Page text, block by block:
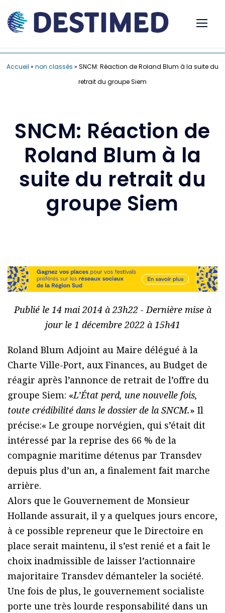
Accueil » non classés » SNCM: Réaction de Roland Blum à la suite du
retrait du groupe Siem
SNCM: Réaction de
Roland Blum à la
suite du retrait du
groupe Siem
Publié le 14 mai 2014 à 23h22 - Dernière mise à
jour le 1 décembre 2022 à 15h41
Roland Blum Adjoint au Maire délégué à la
Charte Ville-Port, aux Finances, au Budget de
réagir après l’annonce de retrait de l’offre du
groupe Siem: «L’État perd, une nouvelle fois,
toute crédibilité dans le dossier de la SNCM.» Il
précise:« Le groupe norvégien, qui s’était dit
intéressé par la reprise des 66 % de la
compagnie maritime détenus par Transdev
depuis plus d’un an, a finalement fait marche
arrière.
Alors que le Gouvernement de Monsieur
Hollande assurait, il y a quelques jours encore,
à ce possible repreneur que le Directoire en
place serait maintenu, il s’est renié et a fait le
choix inadmissible de laisser l’actionnaire
majoritaire Transdev démanteler la société.
Une fois de plus, le gouvernement socialiste
porte une très lourde responsabilité dans un